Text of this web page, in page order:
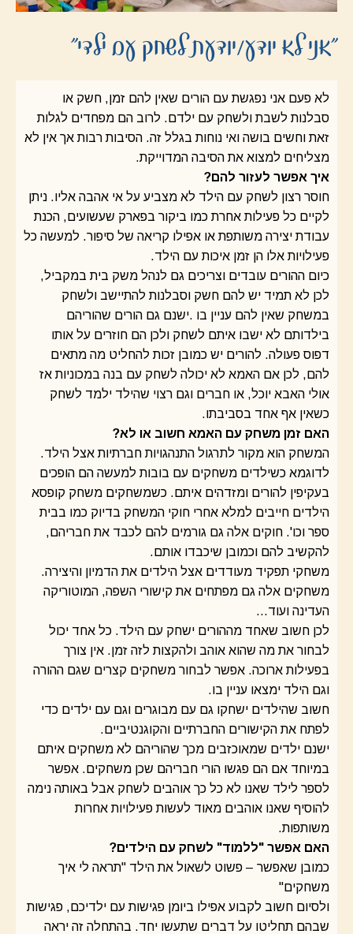
"אני לא יודע/יודעת לשחק עם ילדי"
לא פעם אני נפגשת עם הורים שאין להם זמן, חשק או
סבלנות לשבת ולשחק עם ילדם. לרוב הם מפחדים לגלות
זאת וחשים בושה ואי נוחות בגלל זה. הסיבות רבות אך אין לא
מצליחים למצוא את הסיבה המדוייקת.
איך אפשר לעזור להם?
חוסר רצון לשחק עם הילד לא מצביע על אי אהבה אליו. ניתן
לקיים כל פעילות אחרת כמו ביקור בפארק שעשועים, הכנת
עבודת יצירה משותפת או אפילו קריאה של סיפור. למעשה כל
פעילויות אלו הן זמן איכות עם הילד.
כיום ההורים עובדים וצריכים גם לנהל משק בית במקביל,
לכן לא תמיד יש להם חשק וסבלנות להתיישב ולשחק
במשחק שאין להם עניין בו .ישנם גם הורים שהוריהם
בילדותם לא ישבו איתם לשחק ולכן הם חוזרים על אותו
דפוס פעולה. להורים יש כמובן זכות להחליט מה מתאים
להם, לכן אם האמא לא יכולה לשחק עם בנה במכוניות אז
אולי האבא יוכל, או חברים וגם רצוי שהילד ילמד לשחק
כשאין אף אחד בסביבתו.
האם זמן משחק עם האמא חשוב או לא?
המשחק הוא מקור לתרגול התנהגויות חברתיות אצל הילד.
לדוגמא כשילדים משחקים עם בובות למעשה הם הופכים
בעקיפין להורים ומזדהים איתם. כשמשחקים משחק קופסא
הילדים חייבים למלא אחרי חוקי המשחק בדיוק כמו בבית
ספר וכו'. חוקים אלה גם גורמים להם לכבד את חבריהם,
להקשיב להם וכמובן שיכבדו אותם.
משחקי תפקיד מעודדים אצל הילדים את הדמיון והיצירה.
משחקים אלה גם מפתחים את קישורי השפה, המוטוריקה
העדינה ועוד…
לכן חשוב שאחד מההורים ישחק עם הילד. כל אחד יכול
לבחור את מה שהוא אוהב ולהקצות לזה זמן. אין צורך
בפעילות ארוכה. אפשר לבחור משחקים קצרים שגם ההורה
וגם הילד ימצאו עניין בו.
חשוב שהילדים ישחקו גם עם מבוגרים וגם עם ילדים כדי
לפתח את הקישורים החברתיים והקוגנטיביים.
ישנם ילדים שמאוכזבים מכך שהוריהם לא משחקים איתם
במיוחד אם הם פגשו הורי חבריהם שכן משחקים. אפשר
לספר לילד שאנו לא כל כך אוהבים לשחק אבל באותה נימה
להוסיף שאנו אוהבים מאוד לעשות פעילויות אחרות
משותפות.
האם אפשר "ללמוד" לשחק עם הילדים?
כמובן שאפשר – פשוט לשאול את הילד "תראה לי איך
משחקים"
ולסיום חשוב לקבוע אפילו ביומן פגישות עם ילדיכם, פגישות
שבהם תחליטו על דברים שתעשו יחד. בהתחלה זה יראה